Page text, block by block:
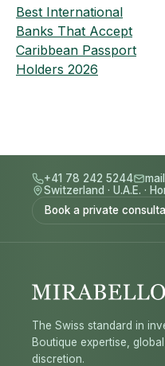
Best International
Banks That Accept
Caribbean Passport
Holders 2026
+41 78 242 5244
Switzerland · U.A.E. ·
Book a private
The Swiss standard in
Boutique expertise,
discretion.